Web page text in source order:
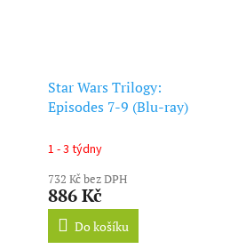
Star Wars Trilogy:
Episodes 7-9 (Blu-ray)
1 - 3 týdny
732 Kč bez DPH
886 Kč
Do košíku